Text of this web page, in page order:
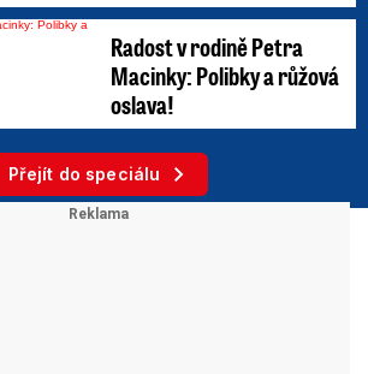
Radost v rodině Petra
Macinky: Polibky a růžová
oslava!
Přejít do speciálu